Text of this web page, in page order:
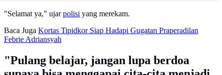
"Selamat ya," ujarpolisi yang merekam.
Baca Juga Kortas Tipidkor Siap Hadapi Gugatan Praperadilan
Febrie Adriansyah
"Pulang belajar, jangan lupa berdoa